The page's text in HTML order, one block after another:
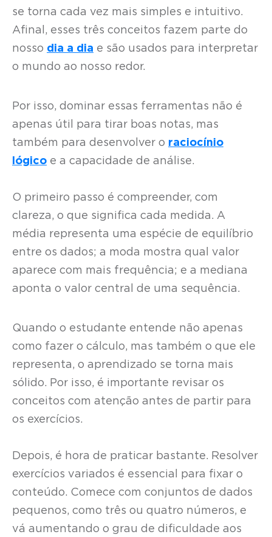
se torna cada vez mais simples e intuitivo.
Afinal, esses três conceitos fazem parte do
nosso dia a dia e são usados para interpretar
o mundo ao nosso redor.
Por isso, dominar essas ferramentas não é
apenas útil para tirar boas notas, mas
também para desenvolver o raciocínio
lógico e a capacidade de análise.
O primeiro passo é compreender, com
clareza, o que significa cada medida. A
média representa uma espécie de equilíbrio
entre os dados; a moda mostra qual valor
aparece com mais frequência; e a mediana
aponta o valor central de uma sequência.
Quando o estudante entende não apenas
como fazer o cálculo, mas também o que ele
representa, o aprendizado se torna mais
sólido. Por isso, é importante revisar os
conceitos com atenção antes de partir para
os exercícios.
Depois, é hora de praticar bastante. Resolver
exercícios variados é essencial para fixar o
conteúdo. Comece com conjuntos de dados
pequenos, como três ou quatro números, e
vá aumentando o grau de dificuldade aos